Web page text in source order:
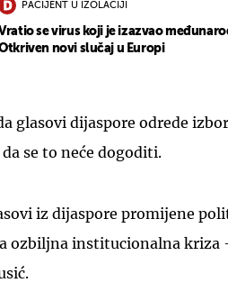
PACIJENT U IZOLACIJI
se virus koji je izazvao
novi slučaj u Europi
glasovi dijaspore odrede
se to neće dogoditi.
iz dijaspore promijene
ozbiljna institucionalna kriza